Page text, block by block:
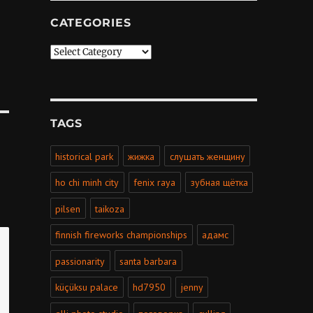
CATEGORIES
Categories
TAGS
historical park жижка слушать женщину
ho chi minh city fenix raya зубная щётка
pilsen taikoza
finnish fireworks championships адамс
passionarity santa barbara
küçüksu palace hd7950 jenny